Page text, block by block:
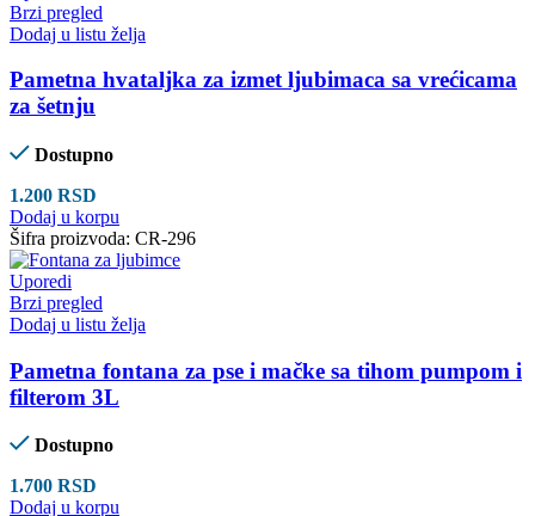
Brzi pregled
Dodaj u listu želja
Pametna hvataljka za izmet ljubimaca sa vrećicama
za šetnju
Dostupno
1.200 RSD
Dodaj u korpu
Šifra proizvoda: CR-296
Uporedi
Brzi pregled
Dodaj u listu želja
Pametna fontana za pse i mačke sa tihom pumpom i
filterom 3L
Dostupno
1.700 RSD
Dodaj u korpu